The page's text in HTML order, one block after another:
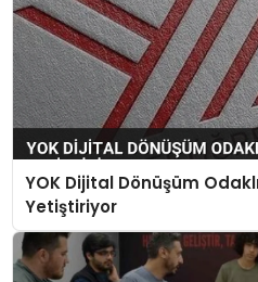
YOK Dijital Dönüşüm
Yetiştiriyor